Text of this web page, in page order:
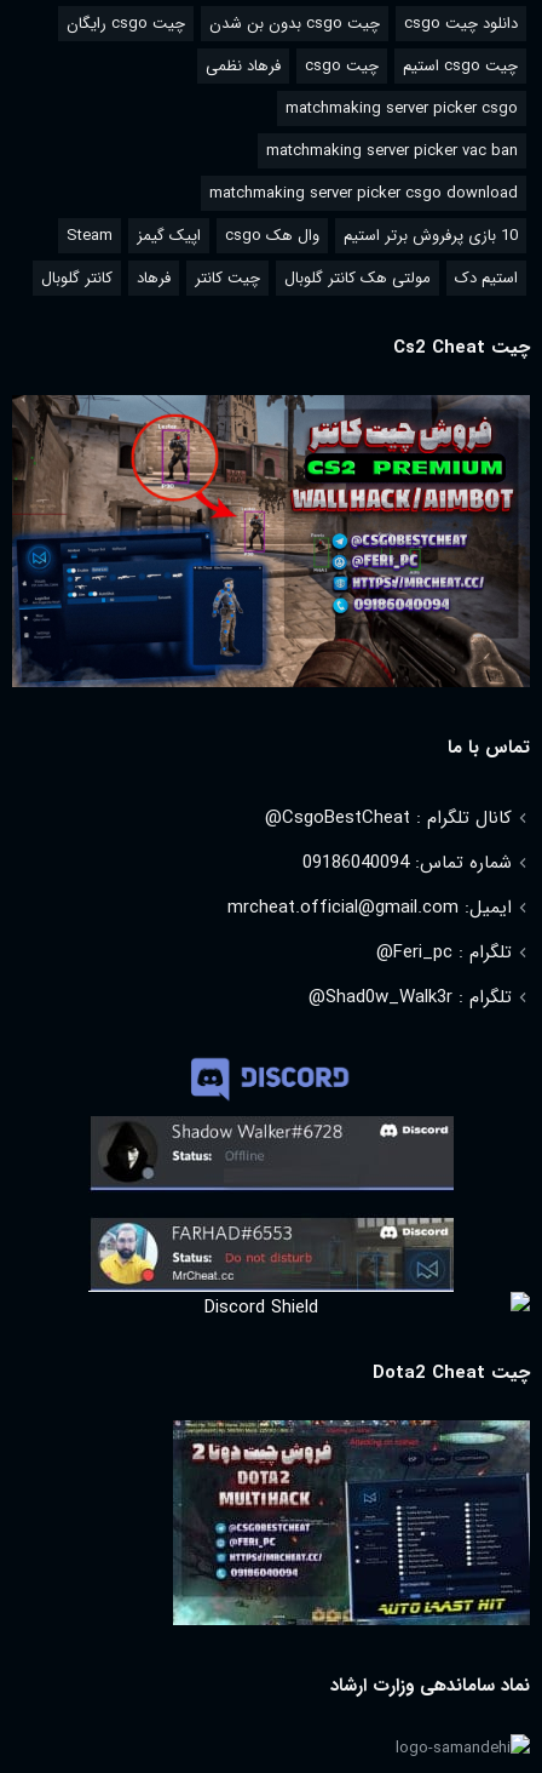
دانلود چیت csgo چیت csgo بدون بن شدن
چیت csgo رایگان
چیت csgo استیم
چیت csgo
فرهاد نظمی
matchmaking server picker csgo
matchmaking server picker vac ban
matchmaking server picker csgo download
10 بازی پرفروش برتر استیم
وال هک csgo اپیک گیمز
Steam
استیم دک
مولتی هک کانتر گلوبال چیت کانتر فرهاد کانتر گلوبال
چیت Cs2 Cheat
تماس با ما
کانال تلگرام : CsgoBestCheat@
شماره تماس: 09186040094
ایمیل: mrcheat.official@gmail.com
تلگرام : Feri_pc@
تلگرام : Shad0w_Walk3r@
چیت Dota2 Cheat
نماد ساماندهی وزارت ارشاد